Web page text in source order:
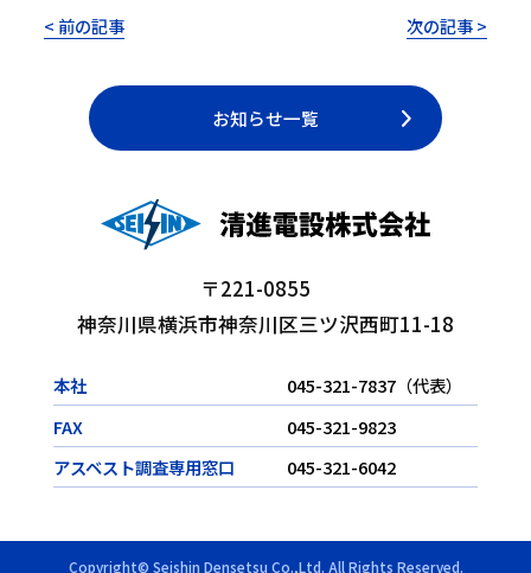
< 前の記事 次の記事 >
お知らせ一覧
〒221-0855
神奈川県横浜市神奈川区三ツ沢西町11-18
本社
045-321-7837
FAX
045-321-9823
アスベスト調査専用窓口
045-321-6042
Copyright© Seishin Densetsu Co.,Ltd. All Rights Reserved.